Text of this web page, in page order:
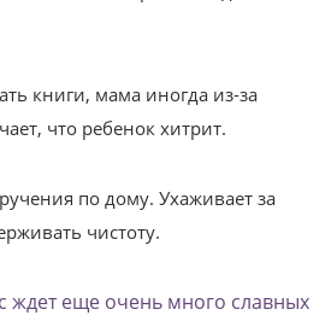
книги, мама иногда из-за
что ребенок хитрит.
по дому. Ухаживает за
чистоту.
ждет еще очень много славных